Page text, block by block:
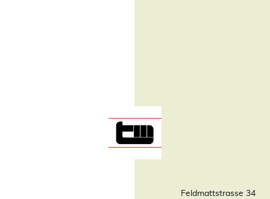
Feldmattstrasse 34